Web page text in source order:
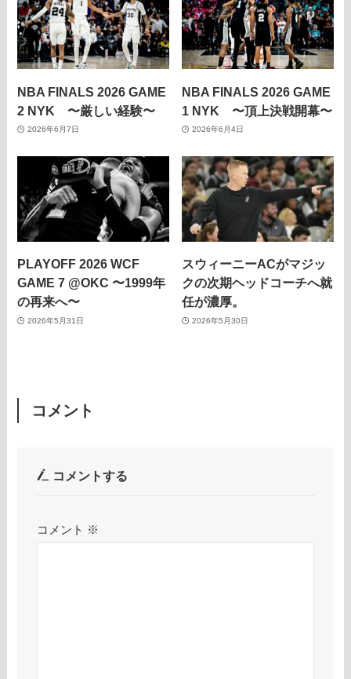
NBA FINALS 2026 GAME
2 NYK 〜厳しい経験〜
2026年6月7日
NBA FINALS 2026 GAME
1 NYK 〜頂上決戦開幕〜
2026年6月4日
PLAYOFF 2026 WCF
GAME 7 @OKC 〜1999年
の再来へ〜
2026年5月31日
スウィーニーACがマジッ
クの次期ヘッドコーチへ就
任が濃厚。
2026年5月30日
コメント
コメントする
コメント ※